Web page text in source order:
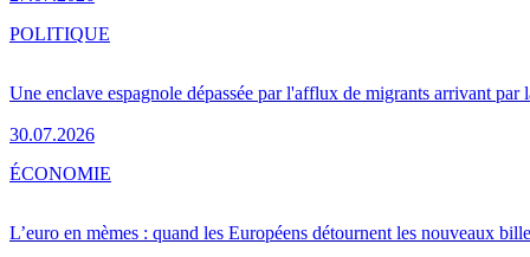
Une enclave espagnole dépassée par l'afflux de migrants arrivant par
30.07.2026
POLITIQUE
L’euro en mèmes : quand les Européens détournent les nouveaux
ÉCONOMIE